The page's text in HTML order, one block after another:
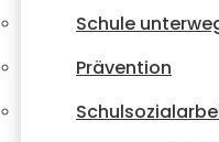
Schule
Prävention